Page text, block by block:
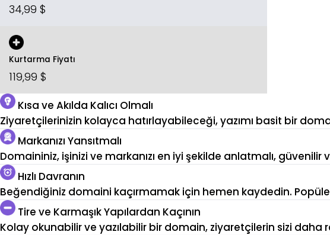
34,99 $
Kurtarma Fiyatı
119,99 $
Kısa ve Akılda Kalıcı Olmalı
Ziyaretçilerinizin kolayca hatırlayabileceği, yazımı basit bir
Markanızı Yansıtmalı
Domaininiz, işinizi ve markanızı en iyi şekilde anlatmalı,
Hızlı Davranın
Beğendiğiniz domaini kaçırmamak için hemen kaydedin.
Tire ve Karmaşık Yapılardan Kaçının
Kolay okunabilir ve yazılabilir bir domain, ziyaretçilerin sizi daha